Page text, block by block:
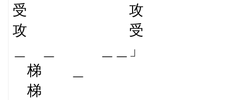
受 攻
攻 受
＿ ＿ ＿＿」
梯 ＿
梯